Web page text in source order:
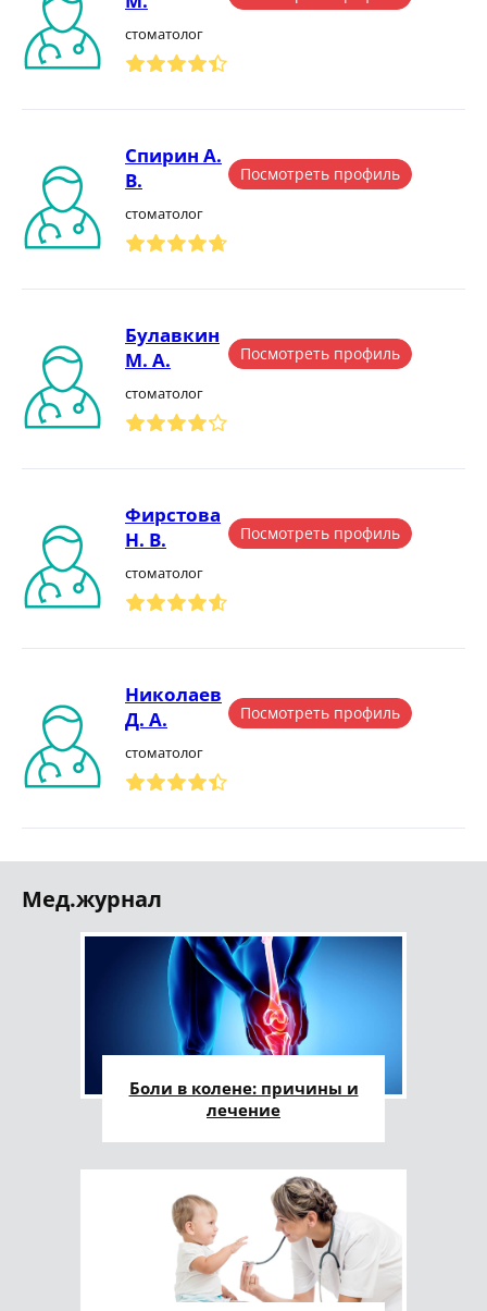
стоматолог
Спирин А.
В.
стоматолог
Посмотреть профиль
Булавкин
М. А.
стоматолог
Посмотреть профиль
Фирстова
Н. В.
стоматолог
Посмотреть профиль
Николаев
Д. А.
стоматолог
Посмотреть профиль
Мед.журнал
Боли в колене: причины и
лечение